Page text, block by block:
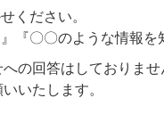
ください。
『〇〇のような情報を
の回答はしておりま
いたします。